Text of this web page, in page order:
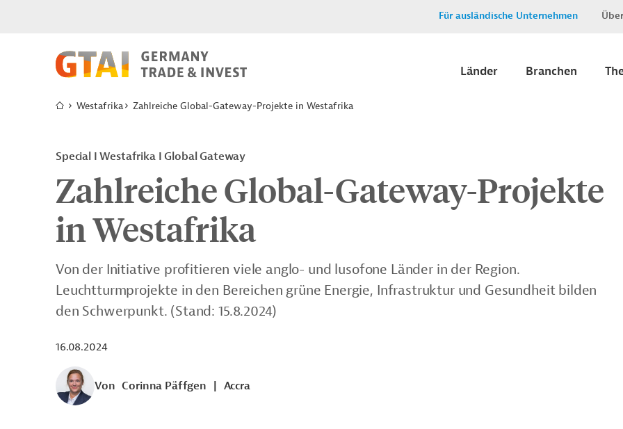
Für ausländische Unternehmen
Länder Branchen
Westafrika Zahlreiche Global-Gateway-Projekte in Westafrika
Special I Westafrika I Global Gateway
Zahlreiche Global-Gateway-Projekte
in Westafrika
Von der Initiative profitieren viele anglo- und lusofone Länder in der Region.
Leuchtturmprojekte in den Bereichen grüne Energie, Infrastruktur und Gesundheit bilden
den Schwerpunkt. (Stand: 15.8.2024)
16.08.2024
Von Corinna Päffgen Accra